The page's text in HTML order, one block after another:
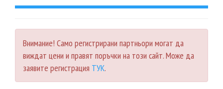
Внимание! Само регистрирани партньори могат да
виждат цени и правят поръчки на този сайт. Може да
заявите регистрация ТУК.